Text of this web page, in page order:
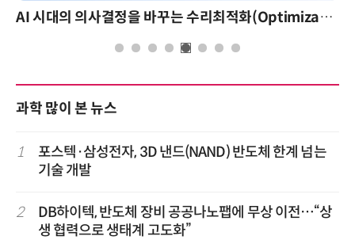
AI 핀옵스 실전 세미나: 폭증하는 AI 토큰 비용 관리 전략
과학 많이 본 뉴스
1
포스텍·삼성전자, 3D 낸드(NAND) 반도체 한계 넘는
기술 개발
2
DB하이텍, 반도체 장비 공공나노팹에 무상 이전…“상
생 협력으로 생태계 고도화”